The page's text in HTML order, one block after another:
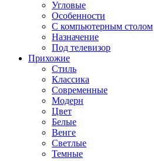
Угловые
Особенности
С компьютерным столом
Назначение
Под телевизор
Прихожие
Стиль
Классика
Современные
Модерн
Цвет
Белые
Венге
Светлые
Темные